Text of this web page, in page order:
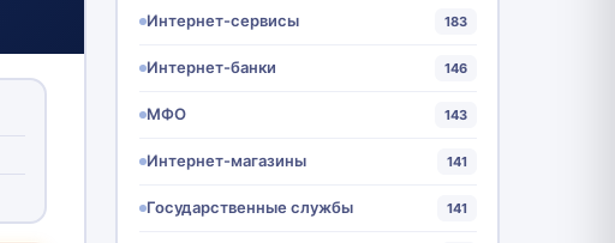
Интернет-сервисы 183
Интернет-банки 146
МФО 143
Интернет-магазины 141
Государственные службы 141